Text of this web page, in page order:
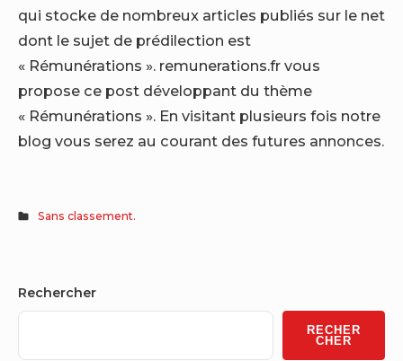
qui stocke de nombreux articles publiés sur le net
dont le sujet de prédilection est
« Rémunérations ». remunerations.fr vous
propose ce post développant du thème
« Rémunérations ». En visitant plusieurs fois notre
blog vous serez au courant des futures annonces.
Sans classement.
Sidebar
Widget
Area
Rechercher
RECHER
CHER